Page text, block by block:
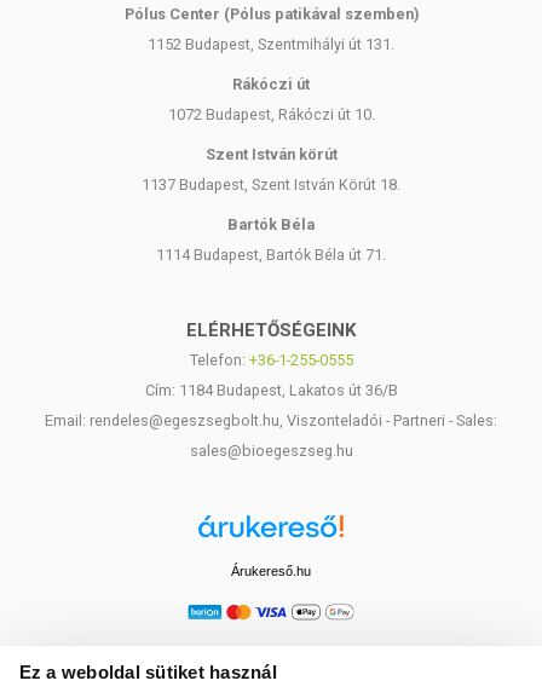
Ez a weboldal sütiket használ
Pólus Center (Pólus patikával szemben)
1152 Budapest, Szentmihályi út 131.
Rákóczi út
1072 Budapest, Rákóczi út 10.
Szent István körút
1137 Budapest, Szent István Körút 18.
Bartók Béla
1114 Budapest, Bartók Béla út 71.
ELÉRHETŐSÉGEINK
Telefon: +36-1-255-0555
Cím: 1184 Budapest, Lakatos út 36/B
Email: rendeles@egeszsegbolt.hu, Viszonteladói - Partneri - Sales:
sales@bioegeszseg.hu
Árukereső.hu